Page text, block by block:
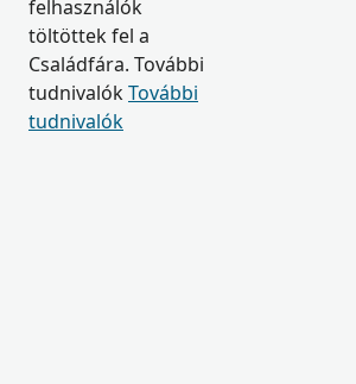
felhasználók
töltöttek fel a
Családfára. További
tudnivalókTovábbi
tudnivalók